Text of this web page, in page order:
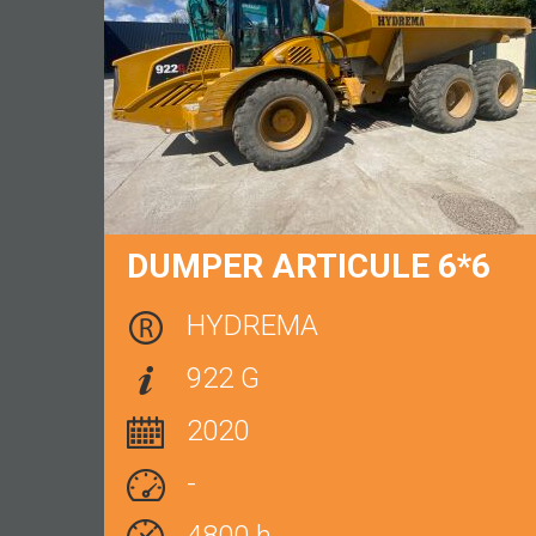
DUMPER ARTICULE 6*6
HYDREMA
922 G
2020
-